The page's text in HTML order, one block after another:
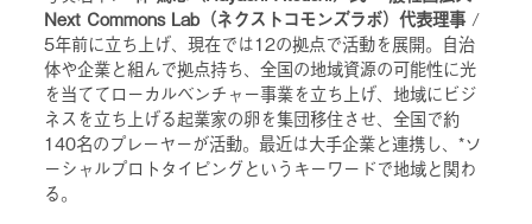
Next Commons Lab（ネクストコモンズラボ）代表理事/
5年前に立ち上げ、現在では12の拠点で活動を展開。自治
体や企業と組んで拠点持ち、全国の地域資源の可能性に光
を当ててローカルベンチャー事業を立ち上げ、地域にビジ
ネスを立ち上げる起業家の卵を集団移住させ、全国で約
140名のプレーヤーが活動。最近は大手企業と連携し、*ソ
ーシャルプロトタイピングというキーワードで地域と関わ
る。